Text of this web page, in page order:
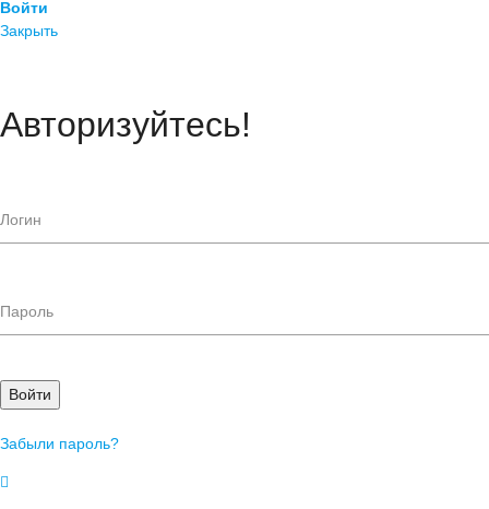
Войти
Закрыть
Авторизуйтесь!
Войти
Забыли пароль?